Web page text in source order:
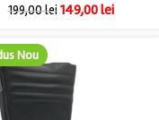
199,00lei 149,00lei
Nou